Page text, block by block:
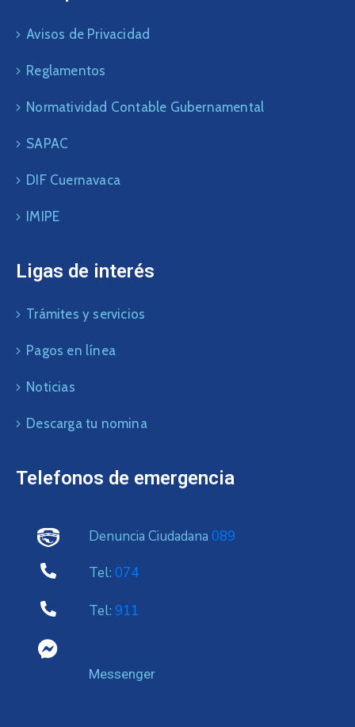
Avisos de Privacidad
Reglamentos
Normatividad Contable Gubernamental
SAPAC
DIF Cuernavaca
IMIPE
Ligas de interés
Trámites y servicios
Pagos en línea
Noticias
Descarga tu nomina
Telefonos de emergencia
Denuncia Ciudadana 089
Tel: 074
Tel: 911
Messenger